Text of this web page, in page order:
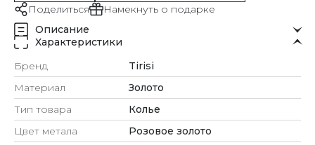
Поделиться
Намекнуть о подарке
Описание
Характеристики
Бренд
Tirisi
Материал
Золото
Тип товара
Колье
Цвет метала
Розовое золото